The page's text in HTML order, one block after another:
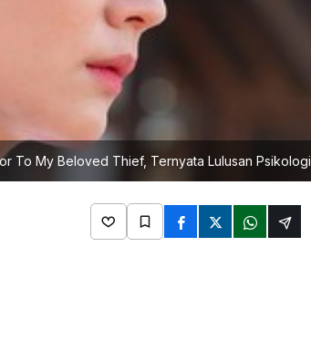
To My Beloved Thief, Ternyata Lulusan Psikologi